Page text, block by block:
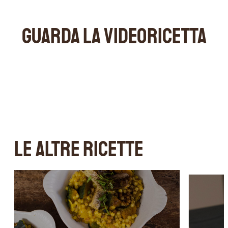
GUARDA LA VIDEORICETTA
LE ALTRE RICETTE